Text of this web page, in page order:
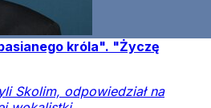
króla". "Życzę
Skolim, odpowiedział na